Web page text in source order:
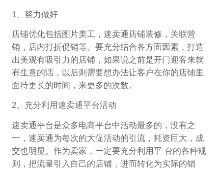
1、努力做好
店铺优化包括图片美工，速卖通店铺装修，关联营
销，店内打折促销等。要充分结合各方面因素，打造
出美观有吸引力的店铺，如果说之前是开门迎客来就
有生意的话，以后则需要想办法让客户在你的店铺里
面待更长的时间，来更多的次数。
2、充分利用速卖通平台活动
速卖通平台是众多电商平台中活动最多的，没有之
一，速卖通为每次的大促活动的引流，耗资巨大，成
交也明显。作为卖家，一定要充分利用平 台的各种规
则，把流量引入自己的店铺，进而转化为实际的销